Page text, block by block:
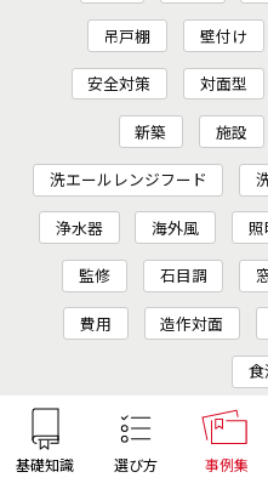
基礎知識 選び方 事例集
吊戸棚 壁付け
安全対策 対面型
新築 施設
洗エールレンジフード
浄水器 海外風 照
監修 石目調
費用 造作対面
食